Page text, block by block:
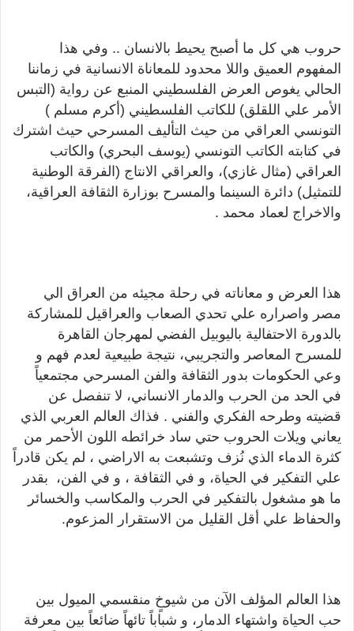
حروب هي كل ما أصبح يحيط بالانسان .. وفي هذا
المفهوم العميق واللا محدود للمعاناة الانسانية في زماننا
الحالي يغوص العرض الفلسطيني المنبع عن رواية (التبس
الأمر علي اللقلق) للكاتب الفلسطيني (أكرم مسلم )
التونسي العراقي من حيث التأليف المسرحي حيث اشترك
في كتابته الكاتب التونسي (يوسف البحري) والكاتب
العراقي (مثال غازي)، والعراقي الانتاج (الفرقة الوطنية
للتمثيل) دائرة السينما والمسرح بوزارة الثقافة العراقية،
والاخراج لعماد محمد .
هذا العرض و معاناته في رحلة مجيئه من العراق الي
مصر واصراره علي تحدي الصعاب والعراقيل للمشاركة
بالدورة الاحتفالية باليوبيل الفضي لمهرجان القاهرة
للمسرح المعاصر والتجريبي، نتيجة طبيعية لعدم فهم و
وعي الحكومات بدور الثقافة والفن المسرحي مجتمعياً
في الحد من الحرب والدمار الانساني، لا تنفصل عن
قضيته وطرحه الفكري والفني . فذاك العالم العربي الذي
يعاني ويلات الحروب حتي ساد خرائطه اللون الأحمر من
كثرة الدماء الذي نُزف وتشبعت به الاراضي ، لم يكن قادراً
علي التفكير في الحياة، و في الثقافة ، و في الفن، بقدر
ما هو مشغول بالتفكير في الحرب والمكاسب والخسائر
والحفاظ علي أقل القليل من الاستقرار المزعوم.
هذا العالم المؤلف الآن من شيوخٍ منقسمي الميول بين
حب الحياة واشتهاء الدمار، و شباباً تائهاً ضائعاً بين معرفة